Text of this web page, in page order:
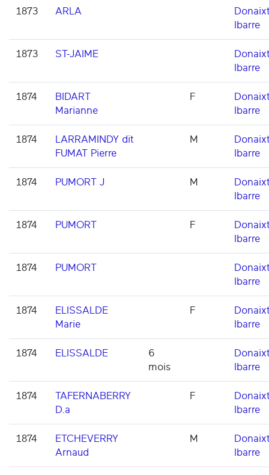
1873 ARLA
Ibarre
1873 ST-JAIME
Ibarre
1874
BIDART
Marianne
F
Ibarre
1874
LARRAMINDY dit
FUMAT Pierre
M
Ibarre
1874 PUMORT J M
Ibarre
1874 PUMORT F
Ibarre
1874 PUMORT
Ibarre
1874
ELISSALDE
Marie
F
Ibarre
1874 ELISSALDE
6
mois
Ibarre
1874
TAFERNABERRY
D.a
F
Ibarre
1874
ETCHEVERRY
Arnaud
M
Ibarre